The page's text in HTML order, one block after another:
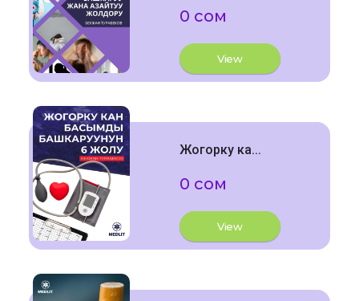
0 сом
View
Жогорку ка...
0 сом
View